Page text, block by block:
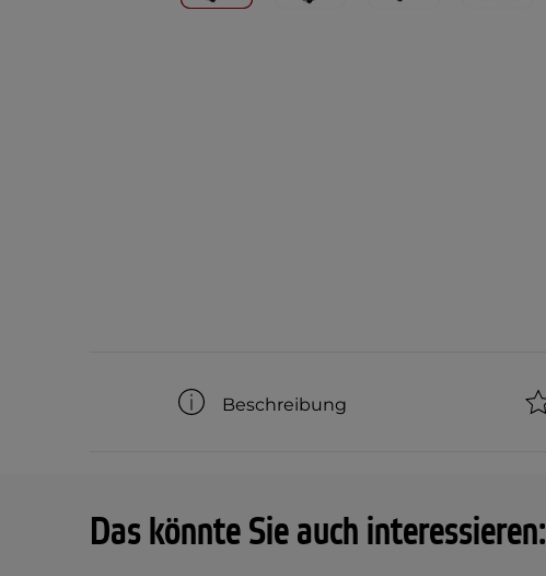
Beschreibung
Das könnte Sie auch interessieren: